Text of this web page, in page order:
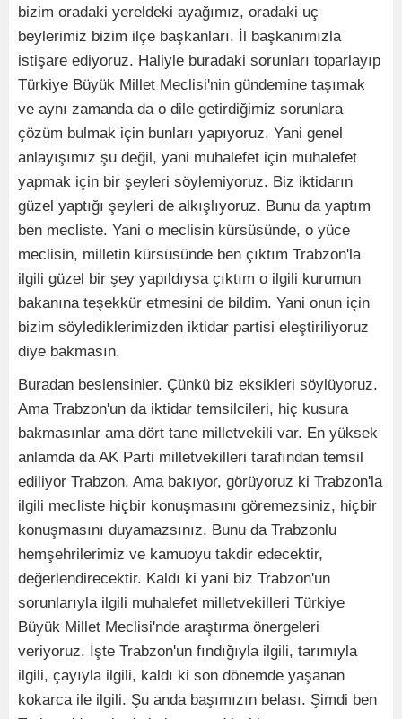
bizim oradaki yereldeki ayağımız, oradaki uç
beylerimiz bizim ilçe başkanları. İl başkanımızla
istişare ediyoruz. Haliyle buradaki sorunları toparlayıp
Türkiye Büyük Millet Meclisi'nin gündemine taşımak
ve aynı zamanda da o dile getirdiğimiz sorunlara
çözüm bulmak için bunları yapıyoruz. Yani genel
anlayışımız şu değil, yani muhalefet için muhalefet
yapmak için bir şeyleri söylemiyoruz. Biz iktidarın
güzel yaptığı şeyleri de alkışlıyoruz. Bunu da yaptım
ben mecliste. Yani o meclisin kürsüsünde, o yüce
meclisin, milletin kürsüsünde ben çıktım Trabzon'la
ilgili güzel bir şey yapıldıysa çıktım o ilgili kurumun
bakanına teşekkür etmesini de bildim. Yani onun için
bizim söylediklerimizden iktidar partisi eleştiriliyoruz
diye bakmasın.
Buradan beslensinler. Çünkü biz eksikleri söylüyoruz.
Ama Trabzon'un da iktidar temsilcileri, hiç kusura
bakmasınlar ama dört tane milletvekili var. En yüksek
anlamda da AK Parti milletvekilleri tarafından temsil
ediliyor Trabzon. Ama bakıyor, görüyoruz ki Trabzon'la
ilgili mecliste hiçbir konuşmasını göremezsiniz, hiçbir
konuşmasını duyamazsınız. Bunu da Trabzonlu
hemşehrilerimiz ve kamuoyu takdir edecektir,
değerlendirecektir. Kaldı ki yani biz Trabzon'un
sorunlarıyla ilgili muhalefet milletvekilleri Türkiye
Büyük Millet Meclisi'nde araştırma önergeleri
veriyoruz. İşte Trabzon'un fındığıyla ilgili, tarımıyla
ilgili, çayıyla ilgili, kaldı ki son dönemde yaşanan
kokarca ile ilgili. Şu anda başımızın belası. Şimdi ben